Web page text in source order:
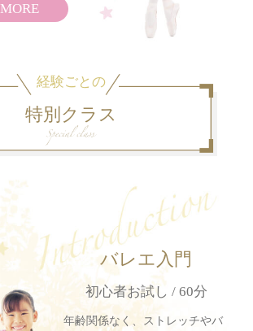
MORE
経験ごとの
特別クラス
バレエ入門
初心者お試し / 60分
年齢関係なく、ストレッチやバ